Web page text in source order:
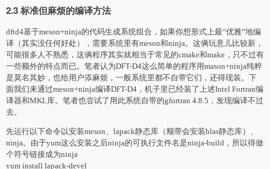
2.3 标准但麻烦的编译方法
dftd4基于meson+ninja的代码生成系统组合，如果你想形式上最“优雅”地编
译（其实没任何好处），需要系统里有meson和ninja。这俩玩意儿比较新，
可能很多人不熟悉，这俩程序其实就相当于常见的cmake和make，只不过有
一些额外的特点而已。笔者认为DFT-D4这么简单的程序用mason+ninja纯粹
是莫名其妙，也给用户添麻烦，一般系统里都不自带它们，还得现装。下
面我们来通过meson+ninja编译DFT-D4，机子里已经装了上述Intel Fortran编
译器和MKL库。笔者也尝试了用此系统自带的gfortran 4.8.5，发现编译不过
去。
先运行以下命令以安装meson、lapack静态库（顺带会安装blas静态库）、
ninja。由于yum这么安装之后ninja的可执行文件名是ninja-build，所以得做
个符号链接成为ninja
yum install lapack-devel